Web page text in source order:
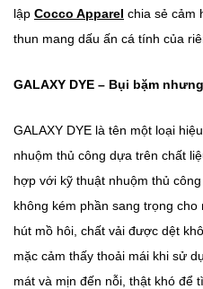
lập Cocco Apparel chia sẻ cảm
thun mang dấu ấn cá tính của
GALAXY DYE – Bụi bặm
GALAXY DYE là tên một loại
nhuộm thủ công dựa trên chất
hợp với kỹ thuật nhuộm thủ
không kém phần sang trọng
hút mồ hôi, chất vải được dệt
mặc cảm thấy thoải mái khi sử
mát và mịn đến nỗi, thật khó để